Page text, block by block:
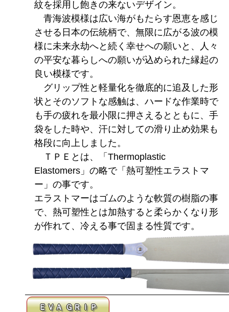
紋を採用し飽きの来ないデザイン。
青海波模様は広い海がもたらす恩恵を感じ
させる日本の伝統柄で、無限に広がる波の模
様に未来永劫へと続く幸せへの願いと、人々
の平安な暮らしへの願いが込められた縁起の
良い模様です。
グリップ性と軽量化を徹底的に追及した形
状とそのソフトな感触は、ハードな作業時で
も手の疲れを最小限に押さえるとともに、手
袋をした時や、汗に対しての滑り止め効果も
格段に向上しました。
ＴＰＥとは、「Thermoplastic
Elastomers」の略で「熱可塑性エラストマ
ー」の事です。
エラストマーはゴムのような軟質の樹脂の事
で、熱可塑性とは加熱すると柔らかくなり形
が作れて、冷える事で固まる性質です。
ＥＶＡ ＧＲＩＰ